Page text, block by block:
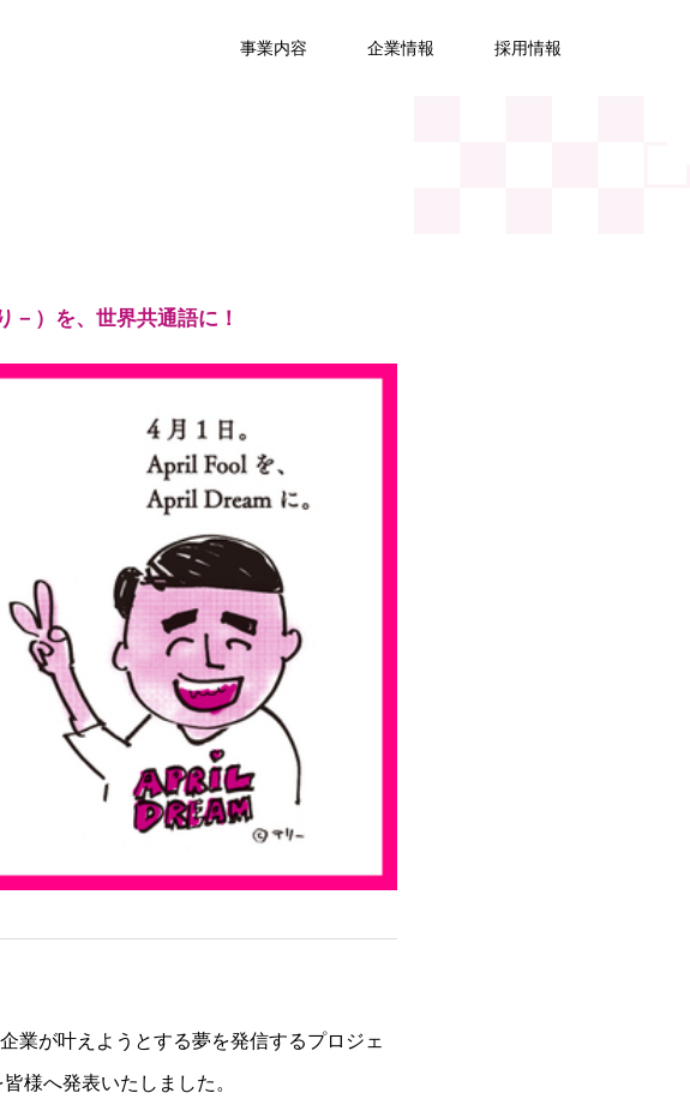
事業内容 企業情報 採用情報
）を、世界共通語に！
業が叶えようとする夢を発信するプロジェ
様へ発表いたしました。